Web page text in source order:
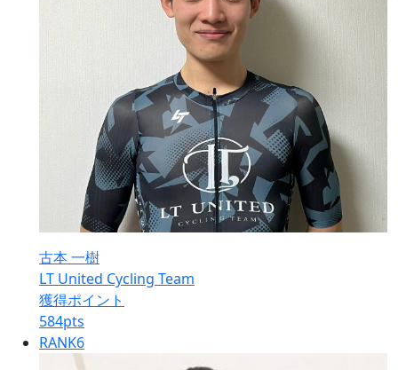
古本 一樹
LT United Cycling Team
獲得ポイント
584pts
RANK6